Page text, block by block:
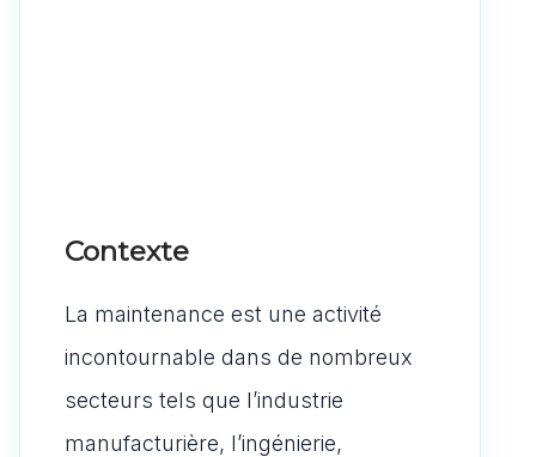
Contexte
La maintenance est une activité
incontournable dans de nombreux
secteurs tels que l’industrie
manufacturière, l’ingénierie,